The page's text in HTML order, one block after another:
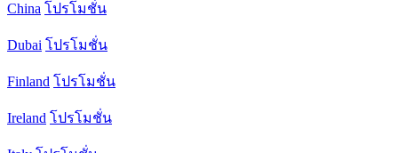
China โปรโมชั่น
Dubai โปรโมชั่น
Finland โปรโมชั่น
Ireland โปรโมชั่น